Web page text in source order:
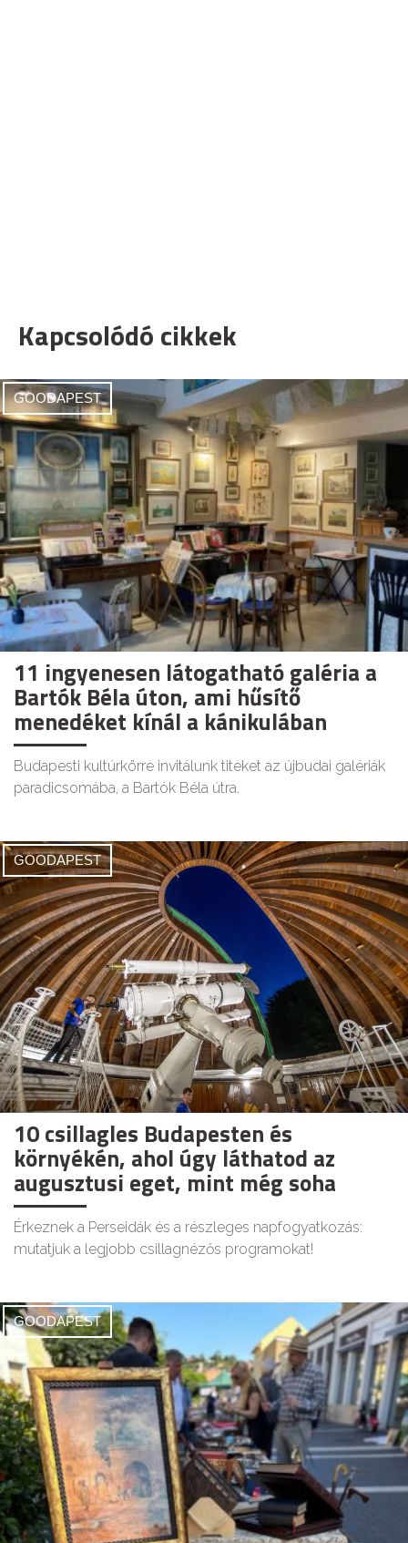
Kapcsolódó cikkek
GOODAPEST
11 ingyenesen látogatható galéria a
Bartók Béla úton, ami hűsítő
menedéket kínál a kánikulában
Budapesti kultúrkörre invitálunk titeket az újbudai galériák
paradicsomába, a Bartók Béla útra.
GOODAPEST
10 csillagles Budapesten és
környékén, ahol úgy láthatod az
augusztusi eget, mint még soha
Érkeznek a Perseidák és a részleges napfogyatkozás:
mutatjuk a legjobb csillagnézős programokat!
GOODAPEST